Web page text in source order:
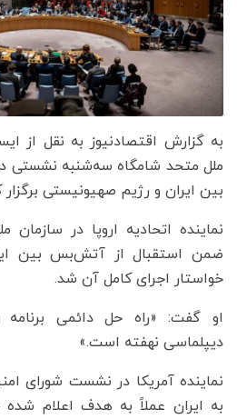
به گزارش اقتصادنیوز به نقل از
ملل متحد شامگاه سه‌شنبه نشستی
بین ایران و رژیم صهیونیستی برگزار
نماینده اتحادیه اروپا در
ضمن استقبال از آتش‌بس بین
خواستار اجرای کامل آن شد.
او گفت: «راه حل دائمی
دیپلماسی نهفته است.»
نماینده آمریکا در نشست شورای
به ایران عملاً به هدف اعلام